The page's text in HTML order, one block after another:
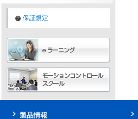
保証規定
製品情報